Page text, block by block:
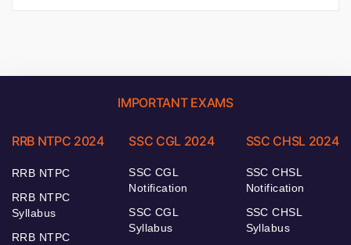
IMPORTANT EXAMS
RRB NTPC 2024
RRB NTPC
RRB NTPC
Syllabus
RRB NTPC
SSC CGL 2024
SSC CGL
Notification
SSC CGL
Syllabus
SSC CHSL 2024
SSC CHSL
Notification
SSC CHSL
Syllabus